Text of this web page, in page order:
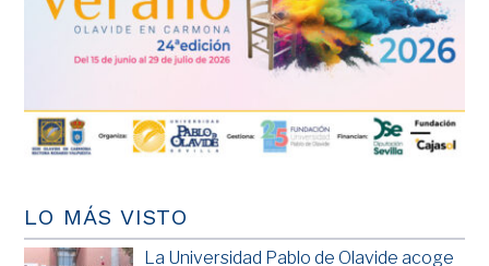
LO MÁS VISTO
La Universidad Pablo de Olavide acoge